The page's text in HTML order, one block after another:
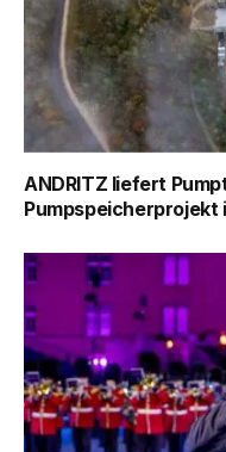
ANDRITZ liefert
Pumpspeicherprojekt